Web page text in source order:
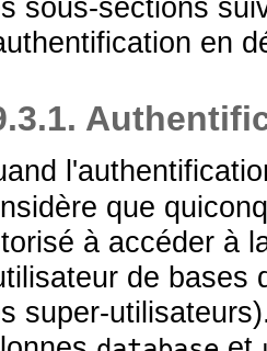
sous-sections
en
que
à accéder à
de bases
super-